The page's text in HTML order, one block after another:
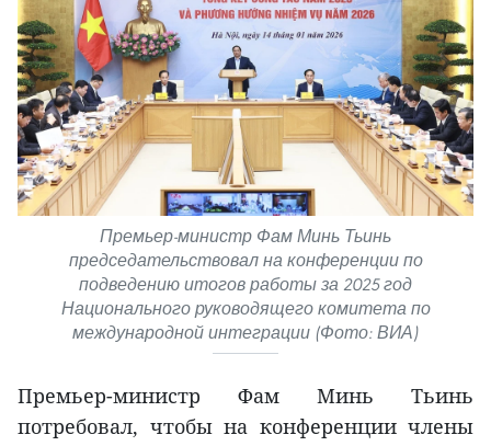
Премьер-министр Фам Минь Тьинь
председательствовал на конференции по
подведению итогов работы за 2025 год
Национального руководящего комитета по
международной интеграции (Фото: ВИА)
Премьер-министр Фам Минь Тьинь
потребовал, чтобы на конференции члены